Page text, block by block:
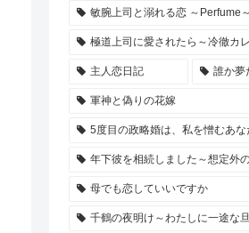
敏腕上司と溺れる恋 ～Perfume～
極道上司に愛されたら～冷徹カ
主人恋日記 誰か夢
軍神と偽りの花嫁
5度目の政略婚は、私を憎むあな
年下彼を相続しました～想定外
母でも恋していいですか
千鶴の夜明け～わたしに一途な